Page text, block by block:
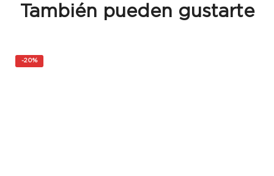
También pueden gustarte
-20%